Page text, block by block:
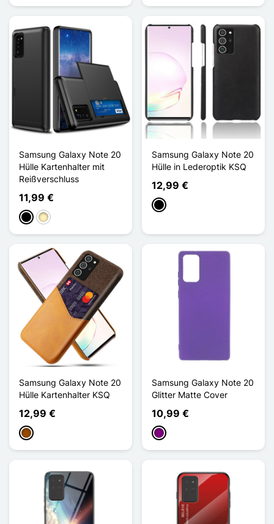
Samsung Galaxy Note 20
Hülle Kartenhalter mit
Reißverschluss
11,99 €
SchwarzGolden
Samsung Galaxy Note 20
Hülle in Lederoptik KSQ
12,99 €
Schwarz
Samsung Galaxy Note 20
Hülle Kartenhalter KSQ
12,99 €
Braun
Samsung Galaxy Note 20
Glitter Matte Cover
10,99 €
Violett